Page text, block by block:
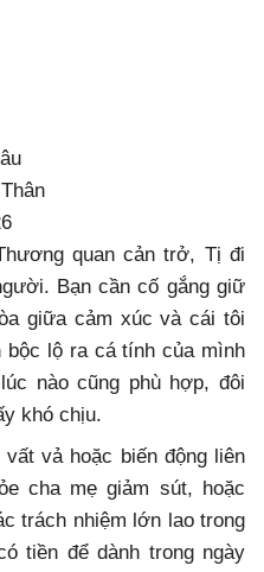
quan cản trở, Tị đi
Bạn cần cố gắng giữ
giữa cảm xúc và cái tôi
bộc lộ ra cá tính của mình
nào cũng phù hợp, đôi
khó chịu.
vả hoặc biến động liên
cha mẹ giảm sút, hoặc
trách nhiệm lớn lao trong
tiền để dành trong ngày